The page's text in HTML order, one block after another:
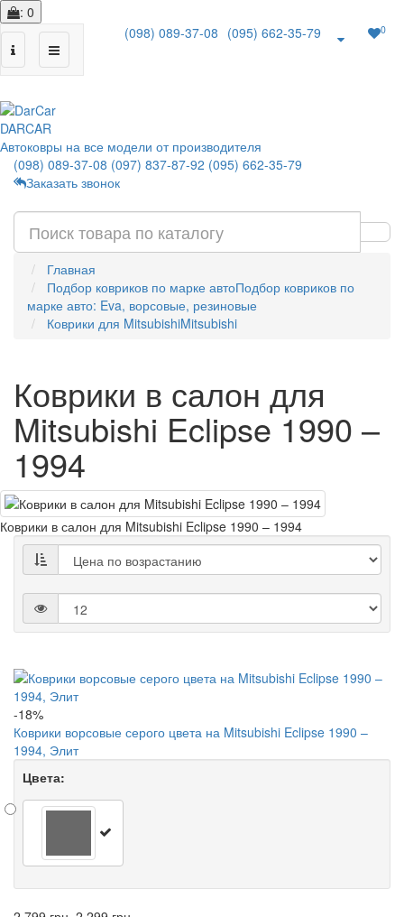
: 0
(098) 089-37-08 (095) 662-35-79 0
DARCAR
Автоковры на все модели от производителя
(098) 089-37-08 (097) 837-87-92 (095) 662-35-79
Заказать звонок
Главная
Подбор ковриков по марке автоПодбор ковриков по
марке авто: Eva, ворсовые, резиновые
Коврики для MitsubishiMitsubishi
Коврики в салон для
Mitsubishi Eclipse 1990 –
1994
Коврики в салон для Mitsubishi Eclipse 1990 – 1994
-18%
Коврики ворсовые серого цвета на Mitsubishi Eclipse 1990 –
1994, Элит
Цвета: